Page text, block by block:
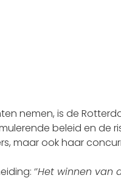
nemen, is de
beleid en de
maar ook haar
‘’Het winnen van